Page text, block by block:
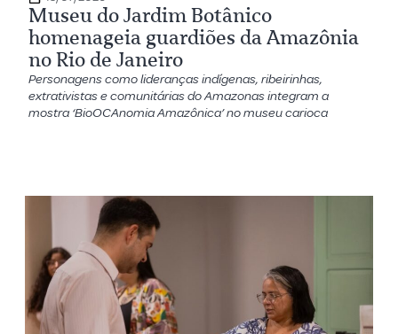
Museu do Jardim Botânico
homenageia guardiões da Amazônia
no Rio de Janeiro
Personagens como lideranças indígenas, ribeirinhas,
extrativistas e comunitárias do Amazonas integram a
mostra ‘BioOCAnomia Amazônica’ no museu carioca